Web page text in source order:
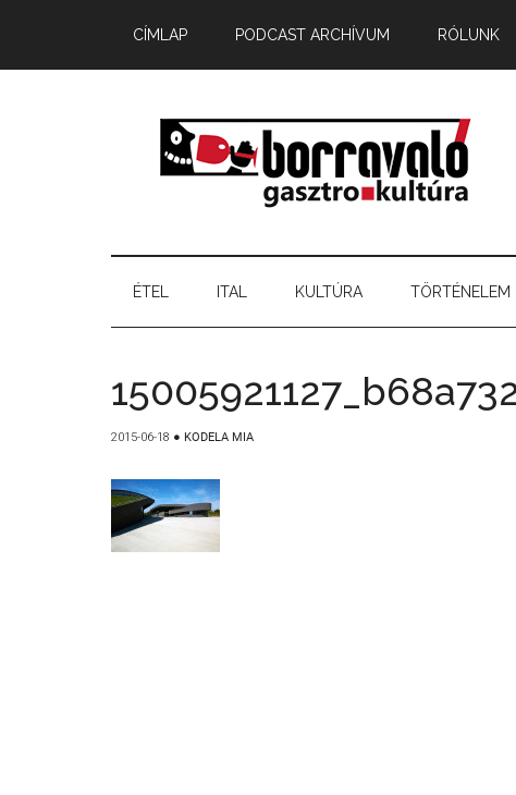
CÍMLAP PODCAST ARCHÍVUM RÓLUNK
ÉTEL ITAL KULTÚRA TÖRTÉNELEM
2015-06-18 ● KODELA MIA